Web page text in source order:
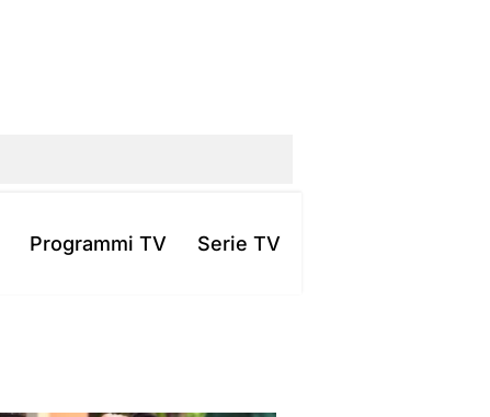
Programmi TV Serie TV